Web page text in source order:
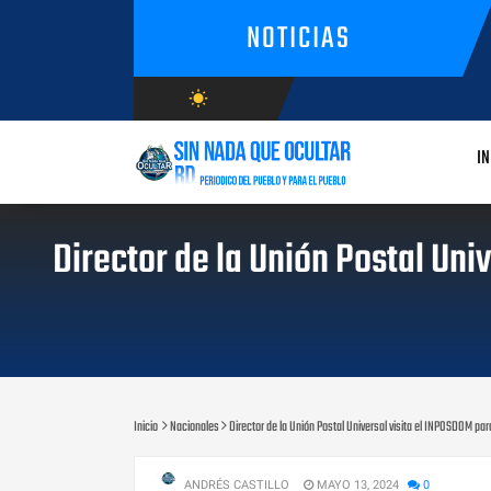
NOTICIAS
wb_sunny
AGOSTO/7/2026
Director de la Unión Postal
Inicio Nacionales Director de la Unión Postal Universal visita el INPOSDOM
ANDRÉS CASTILLO MAYO 13, 2024 0